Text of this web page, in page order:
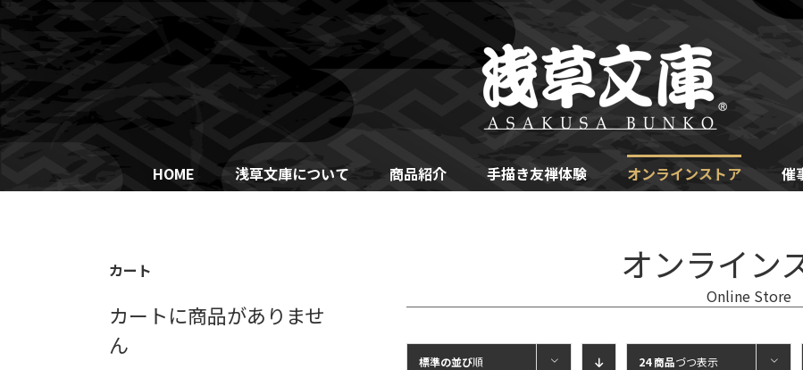
Skip
to
content
HOME 浅草文庫について 商品紹介 手描き友禅体験 オンラインストア 催
オンライン
Online Store
標準の並び順 24 商品づつ表示
カート
カートに商品がありませ
ん